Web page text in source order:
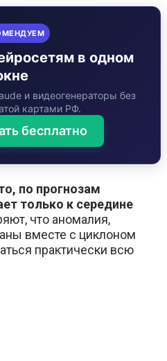
в одном
и видеогенераторы без
картами РФ.
бесплатно
по прогнозам
только к середине
что аномалия,
вместе с циклоном
практически всю